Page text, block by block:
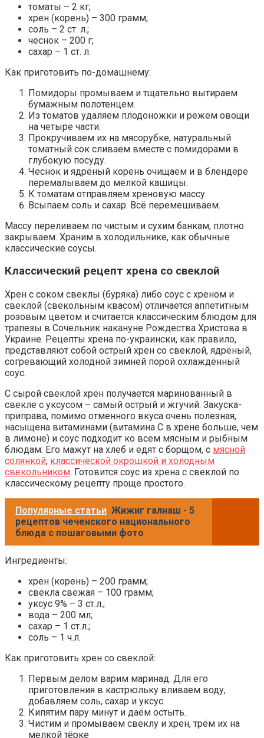
томаты – 2 кг;
хрен (корень) – 300 грамм;
соль – 2 ст. л.;
чеснок – 200 г;
сахар – 1 ст. л.
Как приготовить по-домашнему:
Помидоры промываем и тщательно вытираем
бумажным полотенцем.
Из томатов удаляем плодоножки и режем овощи
на четыре части.
Прокручиваем их на мясорубке, натуральный
томатный сок сливаем вместе с помидорами в
глубокую посуду.
Чеснок и ядрёный корень очищаем и в блендере
перемалываем до мелкой кашицы.
К томатам отправляем хреновую массу.
Всыпаем соль и сахар. Всё перемешиваем.
Массу переливаем по чистым и сухим банкам, плотно
закрываем. Храним в холодильнике, как обычные
классические соусы.
Классический рецепт хрена со свеклой
Хрен с соком свеклы (буряка) либо соус с хреном и
свеклой (свекольным квасом) отличается аппетитным
розовым цветом и считается классическим блюдом для
трапезы в Сочельник накануне Рождества Христова в
Украине. Рецепты хрена по-украински, как правило,
представляют собой острый хрен со свеклой, ядрёный,
согревающий холодной зимней порой охлаждённый
соус.
С сырой свеклой хрен получается маринованный в
свекле с уксусом – самый острый и жгучий. Закуска-
приправа, помимо отменного вкуса очень полезная,
насыщена витаминами (витамина С в хрене больше, чем
в лимоне) и соус подходит ко всем мясным и рыбным
блюдам. Его мажут на хлеб и едят с борщом, с мясной
солянкой, классической окрошкой и холодным
свекольником. Готовится соус из хрена с свеклой по
классическому рецепту проще простого.
Популярные статьи Жижиг галнаш - 5
рецептов чеченского национального
блюда с пошаговыми фото
Ингредиенты:
хрен (корень) – 200 грамм;
свекла свежая – 100 грамм;
уксус 9% – 3 ст.л.;
вода – 200 мл;
сахар – 1 ст.л.;
соль – 1 ч.л.
Как приготовить хрен со свеклой:
Первым делом варим маринад. Для его
приготовления в кастрюльку вливаем воду,
добавляем соль, сахар и уксус.
Кипятим пару минут и даём остыть.
Чистим и промываем свеклу и хрен, трём их на
мелкой тёрке